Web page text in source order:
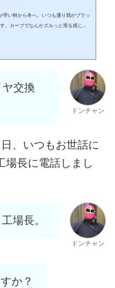
い秋から冬へ。いつも通り我がブラッ
。カーブでなんかズルっと滑る感じが
交換
ドンチャン
、いつもお世話に
場長に電話しまし
場長。
ドンチャン
か？